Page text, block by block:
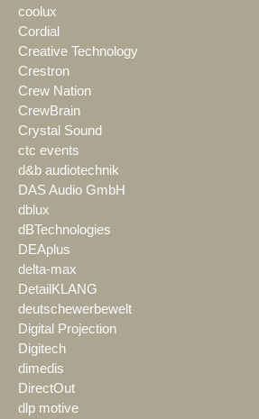
coolux
Cordial
Creative Technology
Crestron
Crew Nation
CrewBrain
Crystal Sound
ctc events
d&b audiotechnik
DAS Audio GmbH
dblux
dBTechnologies
DEAplus
delta-max
DetailKLANG
deutschewerbewelt
Digital Projection
Digitech
dimedis
DirectOut
dlp motive